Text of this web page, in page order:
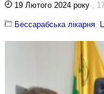
19 Лютого 2024 року ,
Бессарабська лікарня,